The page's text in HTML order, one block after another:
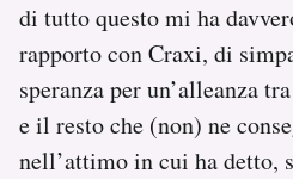
di tutto questo mi ha
rapporto con Craxi, di
speranza per un’alleanza
e il resto che (non) ne
nell’attimo in cui ha detto,